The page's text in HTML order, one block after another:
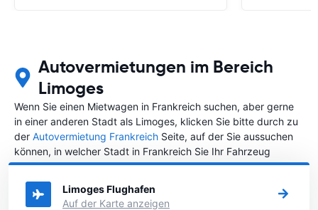
Autovermietungen im Bereich
Limoges
Wenn Sie einen Mietwagen in Frankreich suchen, aber gerne
in einer anderen Stadt als Limoges, klicken Sie bitte durch zu
der Autovermietung Frankreich Seite, auf der Sie aussuchen
können, in welcher Stadt in Frankreich Sie Ihr Fahrzeug
mieten wollen.
Limoges Flughafen
Auf der Karte anzeigen